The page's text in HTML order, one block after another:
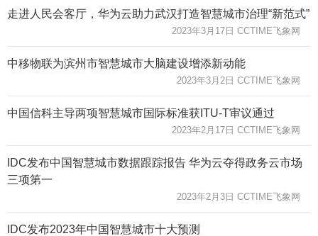
走进人民会客厅，华为云助力武汉打造智慧城市治理“新范式”
2023年3月17日 CCTIME飞象网
中移物联为滨州市智慧城市大脑建设增添新动能
2023年3月2日 CCTIME飞象网
中国信科主导两项智慧城市国际标准获ITU-T审议通过
2023年2月17日 CCTIME飞象网
IDC发布中国智慧城市数据跟踪报告 华为云夺得政务云市场
三项第一
2023年2月3日 CCTIME飞象网
IDC发布2023年中国智慧城市十大预测